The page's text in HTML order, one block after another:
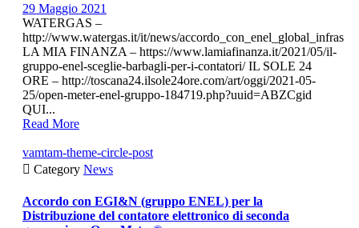
29 Maggio 2021
WATERGAS –
http://www.watergas.it/it/news/accordo_con_enel_global_infras
LA MIA FINANZA – https://www.lamiafinanza.it/2021/05/il-
gruppo-enel-sceglie-barbagli-per-i-contatori/ IL SOLE 24
ORE – http://toscana24.ilsole24ore.com/art/oggi/2021-05-
25/open-meter-enel-gruppo-184719.php?uuid=ABZCgid
QUI...
Read More
vamtam-theme-circle-post
 Category News
Accordo con EGI&N (gruppo ENEL) per la
Distribuzione del contatore elettronico di seconda